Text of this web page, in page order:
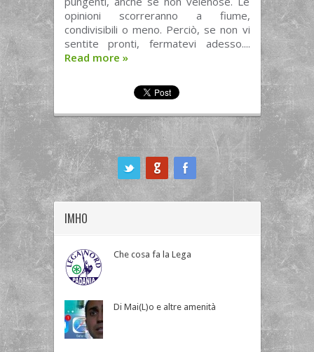
opinioni scorreranno a fiume,
condivisibili o meno. Perciò, se non vi
sentite pronti, fermatevi adesso....
Read more »
IMHO
Che cosa fa la Lega
Di Mai(L)o e altre amenità